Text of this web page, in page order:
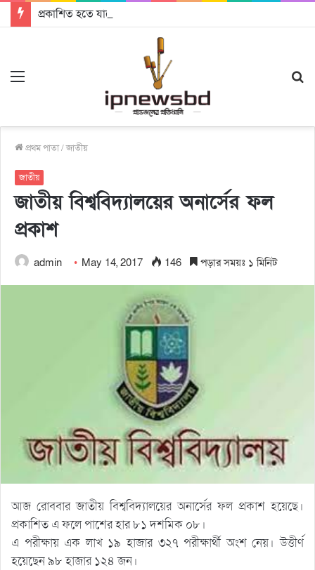
প্রকাশিত হতে যাচ্ছে দি রাবুগার নতুন গান ‘Baljanggi’
প্রথম পাতা/জাতীয়
জাতীয়
জাতীয় বিশ্ববিদ্যালয়ের অনার্সের ফল
প্রকাশ
admin May 14, 2017 146 পড়ার সময়ঃ ১ মিনিট
আজ রোববার জাতীয় বিশ্ববিদ্যালয়ের অনার্সের ফল প্রকাশ হয়েছে।
প্রকাশিত এ ফলে পাশের হার ৮১ দশমিক ০৮।
এ পরীক্ষায় এক লাখ ১৯ হাজার ৩২৭ পরীক্ষার্থী অংশ নেয়। উত্তীর্ণ
হয়েছেন ৯৮ হাজার ১২৪ জন।